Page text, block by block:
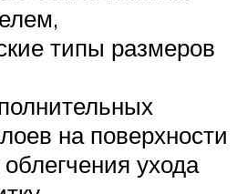
типы размеров
на поверхности
ухода